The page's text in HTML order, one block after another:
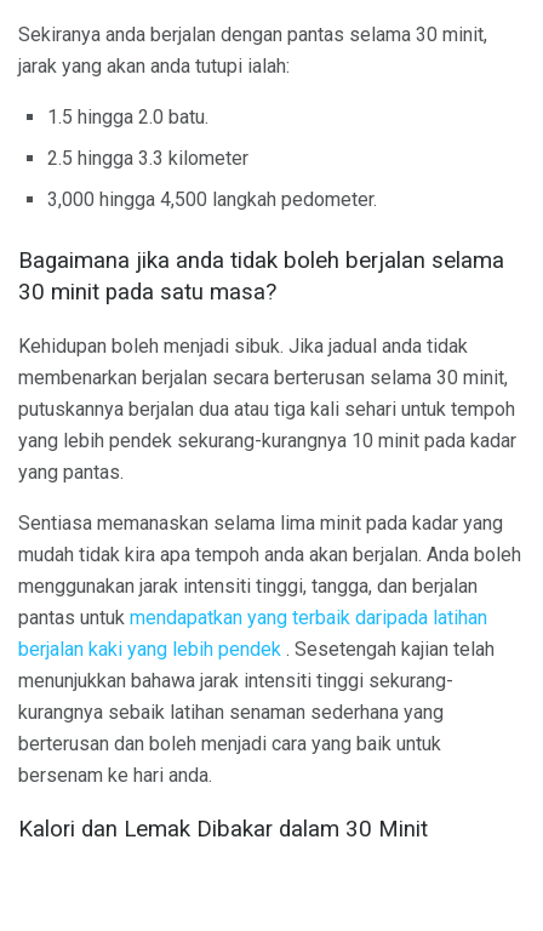
Sekiranya anda berjalan dengan pantas selama 30 minit,
jarak yang akan anda tutupi ialah:
1.5 hingga 2.0 batu.
2.5 hingga 3.3 kilometer
3,000 hingga 4,500 langkah pedometer.
Bagaimana jika anda tidak boleh berjalan selama
30 minit pada satu masa?
Kehidupan boleh menjadi sibuk. Jika jadual anda tidak
membenarkan berjalan secara berterusan selama 30 minit,
putuskannya berjalan dua atau tiga kali sehari untuk tempoh
yang lebih pendek sekurang-kurangnya 10 minit pada kadar
yang pantas.
Sentiasa memanaskan selama lima minit pada kadar yang
mudah tidak kira apa tempoh anda akan berjalan. Anda boleh
menggunakan jarak intensiti tinggi, tangga, dan berjalan
pantas untuk mendapatkan yang terbaik daripada latihan
berjalan kaki yang lebih pendek . Sesetengah kajian telah
menunjukkan bahawa jarak intensiti tinggi sekurang-
kurangnya sebaik latihan senaman sederhana yang
berterusan dan boleh menjadi cara yang baik untuk
bersenam ke hari anda.
Kalori dan Lemak Dibakar dalam 30 Minit